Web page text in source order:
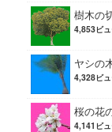
樹木の
4,853ビ
ヤシの
4,328ビ
桜の花
4,141ビ